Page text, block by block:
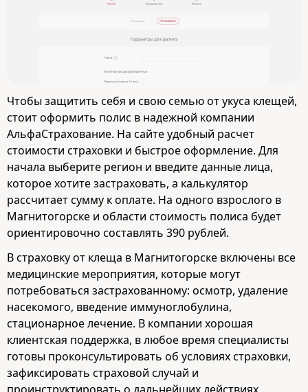
Чтобы защитить себя и свою семью от укуса клещей,
стоит оформить полис в надежной компании
АльфаСтрахование. На сайте удобный расчет
стоимости страховки и быстрое оформление. Для
начала выберите регион и введите данные лица,
которое хотите застраховать, а калькулятор
рассчитает сумму к оплате. На одного взрослого в
Магнитогорске и области стоимость полиса будет
ориентировочно составлять 390 рублей.
В страховку от клеща в Магнитогорске включены все
медицинские мероприятия, которые могут
потребоваться застрахованному: осмотр, удаление
насекомого, введение иммуноглобулина,
стационарное лечение. В компании хорошая
клиентская поддержка, в любое время специалисты
готовы проконсультировать об условиях страховки,
зафиксировать страховой случай и